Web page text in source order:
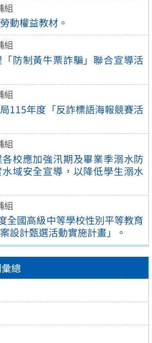
組
動權益教材。
組
防制黃牛票詐騙」聯合宣導活
組
115年度「反詐標語海報競賽活
組
校應加強汛期及畢業季溺水防
域安全宣導，以降低學生溺水
組
全國高級中等學校性別平等教育
設計甄選活動實施計畫」。
總